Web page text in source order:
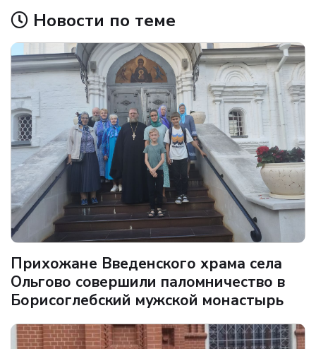
Новости по теме
Прихожане Введенского храма села
Ольгово совершили паломничество в
Борисоглебский мужской монастырь